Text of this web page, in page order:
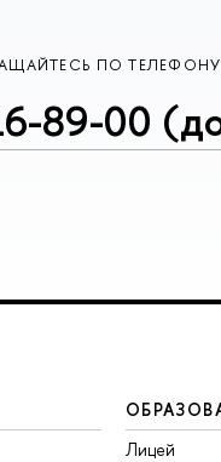
ПО ТЕЛЕФОНУ
89-00
Лицей